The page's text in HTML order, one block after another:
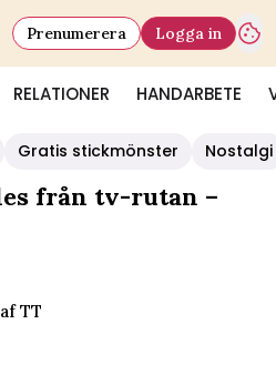
RELATIONER HANDARBETE
Prenumerera Logga in
Gratis stickmönster Nostalgi
från tv-rutan –
TT